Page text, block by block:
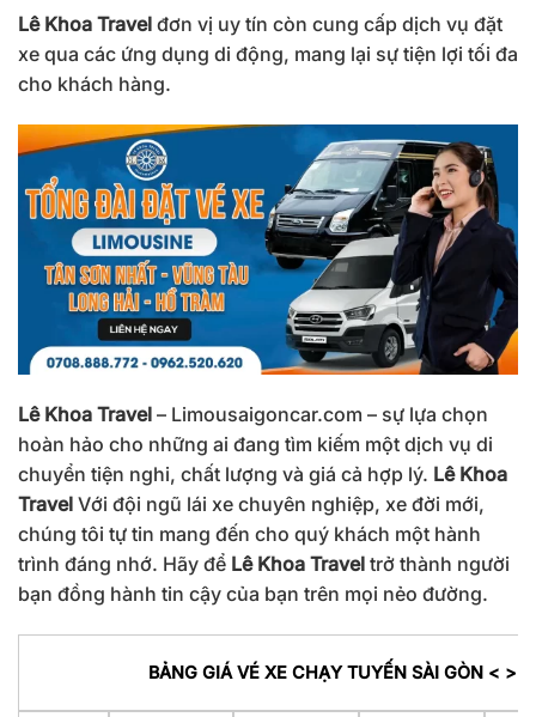
Lê Khoa Travel đơn vị uy tín còn cung cấp dịch vụ đặt
xe qua các ứng dụng di động, mang lại sự tiện lợi tối đa
cho khách hàng.
Lê Khoa Travel – Limousaigoncar.com – sự lựa chọn
hoàn hảo cho những ai đang tìm kiếm một dịch vụ di
chuyển tiện nghi, chất lượng và giá cả hợp lý. Lê Khoa
Travel Với đội ngũ lái xe chuyên nghiệp, xe đời mới,
chúng tôi tự tin mang đến cho quý khách một hành
trình đáng nhớ. Hãy để Lê Khoa Travel trở thành người
bạn đồng hành tin cậy của bạn trên mọi nẻo đường.
BẢNG GIÁ VÉ XE CHẠY TUYẾN SÀI GÒN < >